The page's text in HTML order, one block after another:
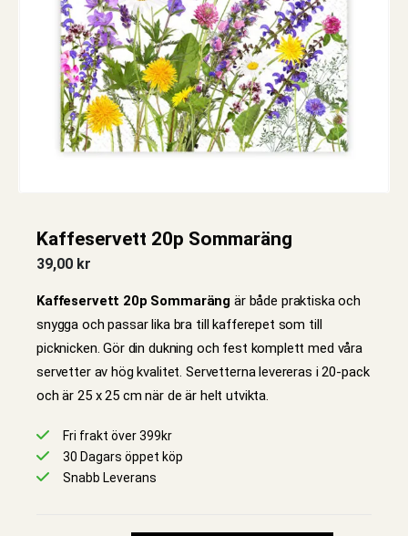
Kaffeservett 20p Sommaräng
39,00 kr
Kaffeservett 20p Sommaräng är både praktiska och
snygga och passar lika bra till kafferepet som till
picknicken. Gör din dukning och fest komplett med våra
servetter av hög kvalitet. Servetterna levereras i 20-pack
och är 25 x 25 cm när de är helt utvikta.
Fri frakt över 399kr
30 Dagars öppet köp
Snabb Leverans